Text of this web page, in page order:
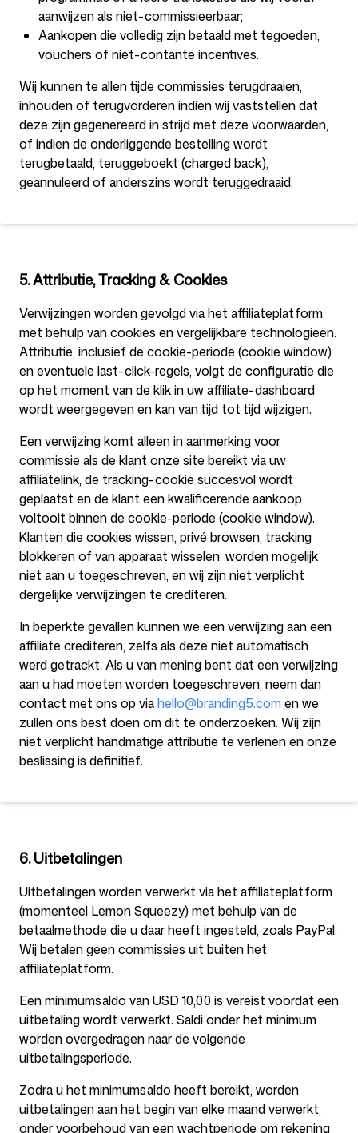
aanwijzen als niet-commissieerbaar;
Aankopen die volledig zijn betaald met tegoeden,
vouchers of niet-contante incentives.
Wij kunnen te allen tijde commissies terugdraaien,
inhouden of terugvorderen indien wij vaststellen dat
deze zijn gegenereerd in strijd met deze voorwaarden,
of indien de onderliggende bestelling wordt
terugbetaald, teruggeboekt (charged back),
geannuleerd of anderszins wordt teruggedraaid.
5. Attributie, Tracking & Cookies
Verwijzingen worden gevolgd via het affiliateplatform
met behulp van cookies en vergelijkbare technologieën.
Attributie, inclusief de cookie-periode (cookie window)
en eventuele last-click-regels, volgt de configuratie die
op het moment van de klik in uw affiliate-dashboard
wordt weergegeven en kan van tijd tot tijd wijzigen.
Een verwijzing komt alleen in aanmerking voor
commissie als de klant onze site bereikt via uw
affiliatelink, de tracking-cookie succesvol wordt
geplaatst en de klant een kwalificerende aankoop
voltooit binnen de cookie-periode (cookie window).
Klanten die cookies wissen, privé browsen, tracking
blokkeren of van apparaat wisselen, worden mogelijk
niet aan u toegeschreven, en wij zijn niet verplicht
dergelijke verwijzingen te crediteren.
In beperkte gevallen kunnen we een verwijzing aan een
affiliate crediteren, zelfs als deze niet automatisch
werd getrackt. Als u van mening bent dat een verwijzing
aan u had moeten worden toegeschreven, neem dan
contact met ons op viahello@branding5.comen we
zullen ons best doen om dit te onderzoeken. Wij zijn
niet verplicht handmatige attributie te verlenen en onze
beslissing is definitief.
6. Uitbetalingen
Uitbetalingen worden verwerkt via het affiliateplatform
(momenteel Lemon Squeezy) met behulp van de
betaalmethode die u daar heeft ingesteld, zoals PayPal.
Wij betalen geen commissies uit buiten het
affiliateplatform.
Een minimumsaldo van USD 10,00 is vereist voordat een
uitbetaling wordt verwerkt. Saldi onder het minimum
worden overgedragen naar de volgende
uitbetalingsperiode.
Zodra u het minimumsaldo heeft bereikt, worden
uitbetalingen aan het begin van elke maand verwerkt,
onder voorbehoud van een wachtperiode om rekening